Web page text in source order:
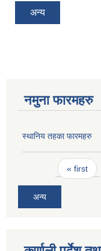
अन्य
नमुना फारमहरु
स्थानिय तहका फारमहरु
Pages« first
अन्य